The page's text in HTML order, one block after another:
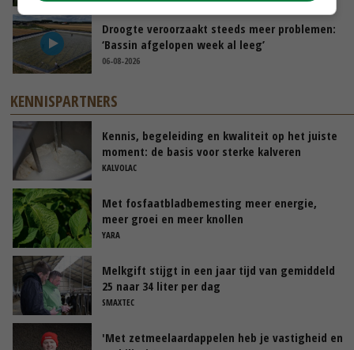
Droogte veroorzaakt steeds meer problemen:
‘Bassin afgelopen week al leeg’
06-08-2026
KENNISPARTNERS
Kennis, begeleiding en kwaliteit op het juiste
moment: de basis voor sterke kalveren
KALVOLAC
Met fosfaatbladbemesting meer energie,
meer groei en meer knollen
YARA
Melkgift stijgt in een jaar tijd van gemiddeld
25 naar 34 liter per dag
SMAXTEC
'Met zetmeelaardappelen heb je vastigheid en